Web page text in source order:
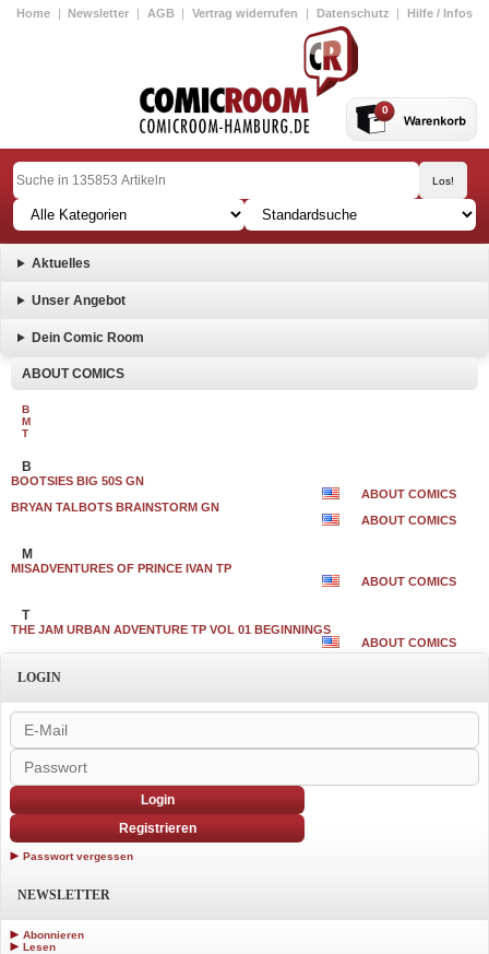
Home | Newsletter | AGB | Vertrag widerrufen | Datenschutz | Hilfe / Infos
0
Aktuelles
Unser Angebot
Dein Comic Room
ABOUT COMICS
B
M
T
B
BOOTSIES BIG 50S GN
ABOUT COMICS
BRYAN TALBOTS BRAINSTORM GN
ABOUT COMICS
M
MISADVENTURES OF PRINCE IVAN TP
ABOUT COMICS
T
THE JAM URBAN ADVENTURE TP VOL 01 BEGINNINGS
ABOUT COMICS
LOGIN
Login
Registrieren
Passwort vergessen
NEWSLETTER
Abonnieren
Lesen